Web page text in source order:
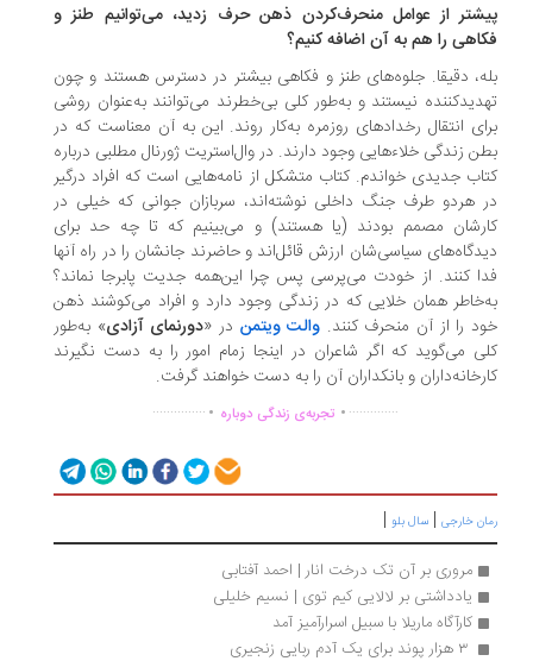
از عوامل منحرف‌کردن ذهن حرف زدید، می‌توانیم طنز و
را هم به آن اضافه کنیم؟
دقیقا. جلوه‌های طنز و فکاهی بیشتر در دسترس هستند و چون
نیستند و به‌طور کلی بی‌خطرند می‌توانند به‌عنوان روشی
انتقال رخدادهای روزمره به‌کار روند. این به آن معناست که در
زندگی خلاء‌هایی وجود دارند. در وال‌استریت ژورنال مطلبی درباره‌
جدیدی خواندم. کتاب متشکل از نامه‌هایی است که افراد درگیر
هردو طرف جنگ داخلی نوشته‌اند، سربازان جوانی که خیلی در
مصمم بودند (یا هستند) و می‌بینیم که تا چه حد برای
سیاسی‌شان ارزش قائل‌اند و حاضرند جانشان را در راه آنها
کنند. از خودت می‌پرسی پس چرا این‌همه جدیت پابرجا نماند؟
همان خلایی که در زندگی وجود دارد و افراد می‌کوشند ذهن
را از آن منحرف کنند.والت ویتمن در «دورنمای آزادی» به‌طور
می‌گوید که اگر شاعران در اینجا زمام امور را به دست نگیرند
و بانکداران آن را به دست خواهند گرفت.
................تجربه‌ی زندگی دوباره ...............
خارجی|سال بلو |
مروری بر آن تک درخت انار | احمد آفتابی
یادداشتی بر لالایی کیم توی | نسیم خلیلی
کارآگاه ماریلا با سبیل اسرارآمیز آمد